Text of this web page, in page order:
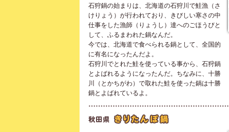
石狩鍋の始まりは、北海道の石狩川で鮭漁（さ
けりょう）が行われており、きびしい寒さの中
仕事をした漁師（りょうし）達へのごほうびと
して、ふるまわれた鍋なんだ。
今では、北海道で食べられる鍋として、全国的
に有名になったんだよ。
石狩川でとれた鮭を使っている事から、石狩鍋
とよばれるようになったんだ。ちなみに、十勝
川（とかちがわ）で取れた鮭を使った鍋は十勝
鍋とよばれているよ。